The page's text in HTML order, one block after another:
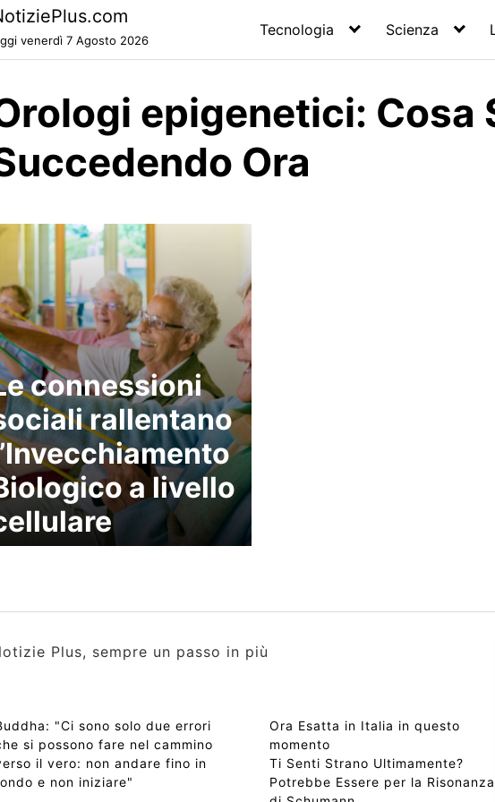
venerdì 7 Agosto 2026
Tecnologia Scienza
epigenetici: Cosa
Ora
connessioni
rallentano
a livello
Plus, sempre un passo in più
"Ci sono solo due errori
si possono fare nel cammino
il vero: non andare fino in
e non iniziare"
Ora Esatta in Italia in questo
momento
Ti Senti Strano Ultimamente?
Potrebbe Essere per la Risonanza